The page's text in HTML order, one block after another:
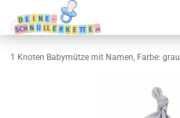
1 Knoten Babymütze mit Namen, Farbe: grau